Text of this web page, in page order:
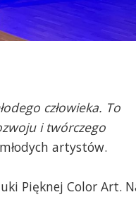
człowieka. To
i twórczego
artystów.
Pięknej Color Art.